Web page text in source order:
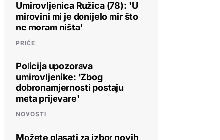
Umirovljenica Ružica (78): 'U
mirovini mi je donijelo mir što
ne moram ništa'
PRIČE
Policija upozorava
umirovljenike: 'Zbog
dobronamjernosti postaju
meta prijevare'
NOVOSTI
Možete glasati za izbor novih